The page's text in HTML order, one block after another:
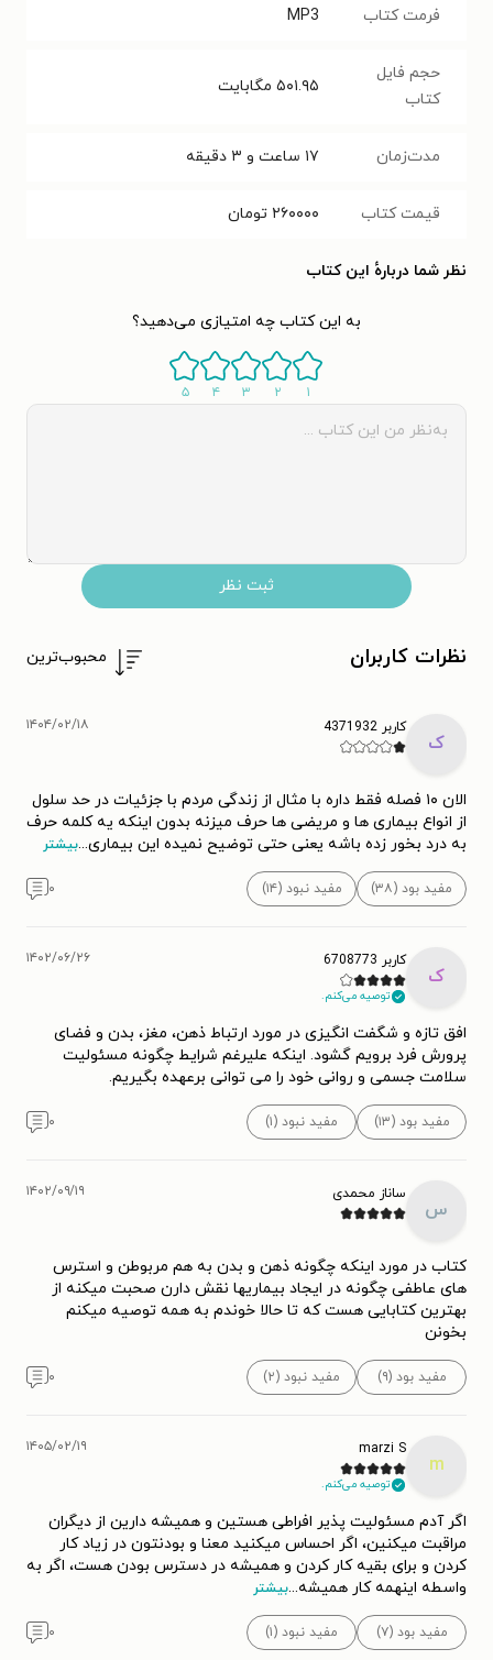
فرمت کتاب MP3
حجم فایل
کتاب
۵۰۱.۹۵ مگابایت
مدت‌زمان ۱۷ ساعت و ۳ دقیقه
قیمت کتاب ۲۶۰۰۰۰ تومان
نظر شما دربارهٔ این کتاب
به این کتاب چه امتیازی می‌دهید؟
۱ ۲ ۳ ۴ ۵
ثبت نظر
نظرات کاربران محبوب‌ترین
ک
کاربر 4371932 ۱۴۰۴/۰۲/۱۸
الان ۱۰ فصله فقط داره با مثال از زندگی مردم با جزئیات در حد سلول
از انواع بیماری ها و مریضی ها حرف میزنه بدون اینکه یه کلمه حرف
به درد بخور زده باشه یعنی حتی توضیح نمیده این بیماری...بیشتر
مفید بود (۳۸) مفید نبود (۱۴) ۰
ک
کاربر 6708773
توصیه می‌کنم.
۱۴۰۲/۰۶/۲۶
افق تازه و شگفت انگیزی در مورد ارتباط ذهن، مغز، بدن و فضای
پرورش فرد برویم گشود. اینکه علیرغم شرایط چگونه مسئولیت
سلامت جسمی و روانی خود را می توانی برعهده بگیریم.
مفید بود (۱۳) مفید نبود (۱) ۰
س
ساناز محمدی ۱۴۰۲/۰۹/۱۹
کتاب در مورد اینکه چگونه ذهن و بدن به هم مربوطن و استرس
های عاطفی چگونه در ایجاد بیماریها نقش دارن صحبت میکنه از
بهترین کتابایی هست که تا حالا خوندم به همه توصیه میکنم
بخونن
مفید بود (۹) مفید نبود (۲) ۰
m
marzi S
توصیه می‌کنم.
۱۴۰۵/۰۲/۱۹
اگر آدم مسئولیت پذیر افراطی هستین و همیشه دارین از دیگران
مراقبت میکنین، اگر احساس میکنید معنا و بودنتون در زیاد کار
کردن و برای بقیه کار کردن و همیشه در دسترس بودن هست، اگر به
واسطه اینهمه کار همیشه...بیشتر
مفید بود (۷) مفید نبود (۱) ۰